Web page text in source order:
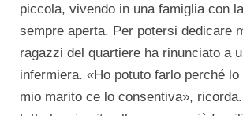
piccola, vivendo in una famiglia con
sempre aperta. Per potersi dedicare
ragazzi del quartiere ha rinunciato a
infermiera. «Ho potuto farlo perché lo
mio marito ce lo consentiva»,